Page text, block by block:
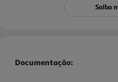
Saiba
Documentação: